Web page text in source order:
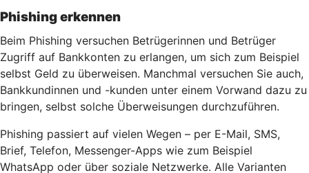
Phishing erkennen
Beim Phishing versuchen Betrügerinnen und Betrüger
Zugriff auf Bankkonten zu erlangen, um sich zum Beispiel
selbst Geld zu überweisen. Manchmal versuchen Sie auch,
Bankkundinnen und -kunden unter einem Vorwand dazu zu
bringen, selbst solche Überweisungen durchzuführen.
Phishing passiert auf vielen Wegen – per E-Mail, SMS,
Brief, Telefon, Messenger-Apps wie zum Beispiel
WhatsApp oder über soziale Netzwerke. Alle Varianten